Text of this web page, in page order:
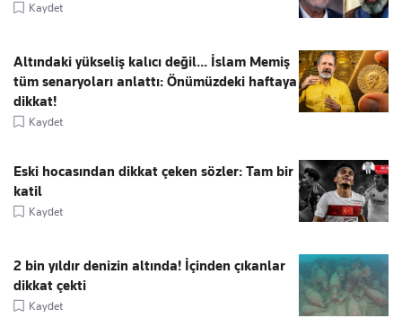
Kaydet
Altındaki yükseliş kalıcı değil... İslam Memiş
tüm senaryoları anlattı: Önümüzdeki haftaya
dikkat!
Kaydet
Eski hocasından dikkat çeken sözler: Tam bir
katil
Kaydet
2 bin yıldır denizin altında! İçinden çıkanlar
dikkat çekti
Kaydet